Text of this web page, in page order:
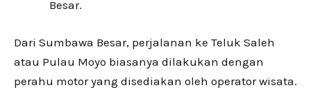
Besar.
Dari Sumbawa Besar, perjalanan ke Teluk Saleh
atau Pulau Moyo biasanya dilakukan dengan
perahu motor yang disediakan oleh operator wisata.